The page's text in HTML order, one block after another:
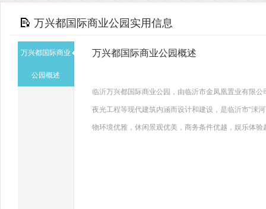
万兴都国际商业公园实用信息
万兴都国际商业
公园概述
万兴都国际商业公园概述
临沂万兴都国际商业公园，由临沂市金凤凰置业有限
夜光工程等现代建筑内涵而设计和建设，是临沂市“涑
物环境优雅，休闲景观优美，商务条件优越，娱乐体